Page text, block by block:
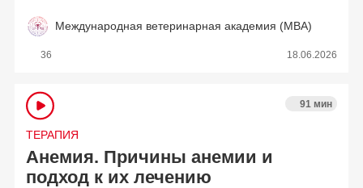
Международная ветеринарная академия (МВА)
36 18.06.2026
ТЕРАПИЯ
91 мин
Анемия. Причины анемии и
подход к их лечению